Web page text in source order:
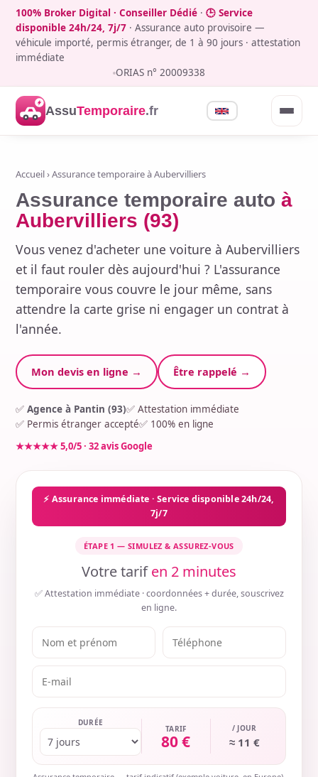
100% Broker Digital · Conseiller Dédié · 🕒 Service
disponible 24h/24, 7j/7 · Assurance auto provisoire —
véhicule importé, permis étranger, de 1 à 90 jours · attestation
immédiate
ORIAS n° 20009338
AssuTemporaire.fr
Accueil› Assurance temporaire à Aubervilliers
Assurance temporaire auto à
Aubervilliers (93)
Vous venez d'acheter une voiture à Aubervilliers
et il faut rouler dès aujourd'hui ? L'assurance
temporaire vous couvre le jour même, sans
attendre la carte grise ni engager un contrat à
l'année.
Mon devis en ligne → Être rappelé →
✅ Agence à Pantin (93)✅ Attestation immédiate
✅ Permis étranger accepté✅ 100% en ligne
★★★★★ 5,0/5 · 32 avis Google
⚡ Assurance immédiate · Service disponible 24h/24,
7j/7
ÉTAPE 1 — SIMULEZ & ASSUREZ-VOUS
Votre tarifen 2 minutes
✅ Attestation immédiate · coordonnées + durée, souscrivez
en ligne.
DURÉE
TARIF
80 €
/ JOUR
≈ 11 €